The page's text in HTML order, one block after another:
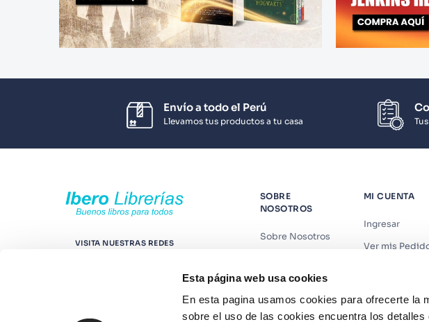
Esta página web usa cookies
En esta pagina usamos cookies para ofrecerte la
sobre el uso de las cookies encuentra los detalles
Envío a todo el Perú
Llevamos tus productos a tu casa
VISITA NUESTRAS REDES
SOBRE
NOSOTROS
Sobre Nosotros
Contáctanos
Suscríbete
MI CUENTA
Ingresar
Ver mis
Recuperar